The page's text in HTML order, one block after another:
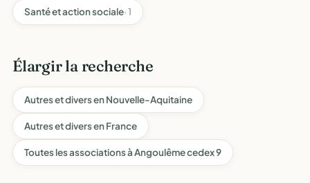
Santé et action sociale· 1
Élargir la recherche
Autres et divers en Nouvelle-Aquitaine
Autres et divers en France
Toutes les associations à Angoulême cedex 9